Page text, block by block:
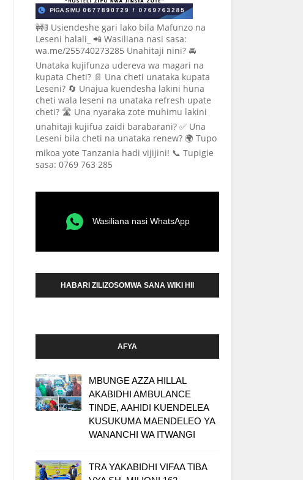
🚧🚦 Usiendeshe gari lako bila Mafunzo na
Leseni halali_ 📲 Wasiliana nasi sasa:
wa.me/255740273285 Unahitaji nini? 🚘
Unataka kujifunza udereva wa magari na
kupata Cheti? 📄 Una cheti unataka kupata
Leseni? 🔄 Unajua kuendesha lakini huna
cheti wala leseni na unataka refresh upate
cheti? 🛣️ Una nyaraka zote muhimu lakini
unahitaji kujifua zaidi barabarani? ✅ Una
Leseni bila cheti na unataka renew? 🌍 Tupo
mikoa yote Tanzania hadi vijijini! 📞 Tupigie
sasa: 0769 763 285
Wasiliana nasi WhatsApp
HABARI ZILIZOSOMWA SANA WIKI HII
AFYA
MBUNGE AZZA HILLAL
AKABIDHI AMBULANCE
TINDE, AAHIDI KUENDELEA
KUSUKUMA MAENDELEO YA
WANANCHI WA ITWANGI
TRA YAKABIDHI VIFAA TIBA